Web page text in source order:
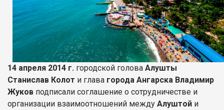
14 апреля 2014 г. городской голова Алушты
Станислав Колот и глава города Ангарска Владимир
Жуков подписали соглашение о сотрудничестве и
организации взаимоотношений между Алуштой и